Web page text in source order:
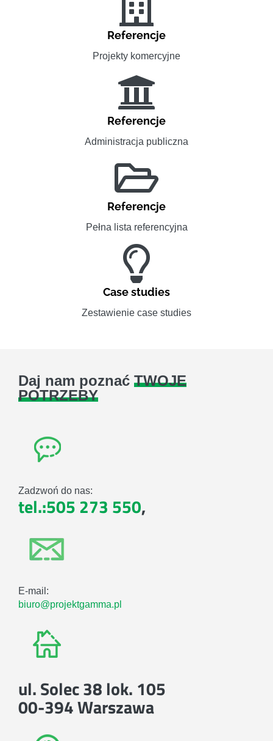
Referencje
Projekty komercyjne
Referencje
Administracja publiczna
Referencje
Pełna lista referencyjna
Case studies
Zestawienie case studies
Daj nam poznać TWOJE
POTRZEBY
Zadzwoń do nas:
tel.:505 273 550,
E-mail:
biuro@projektgamma.pl
ul. Solec 38 lok. 105
00-394 Warszawa